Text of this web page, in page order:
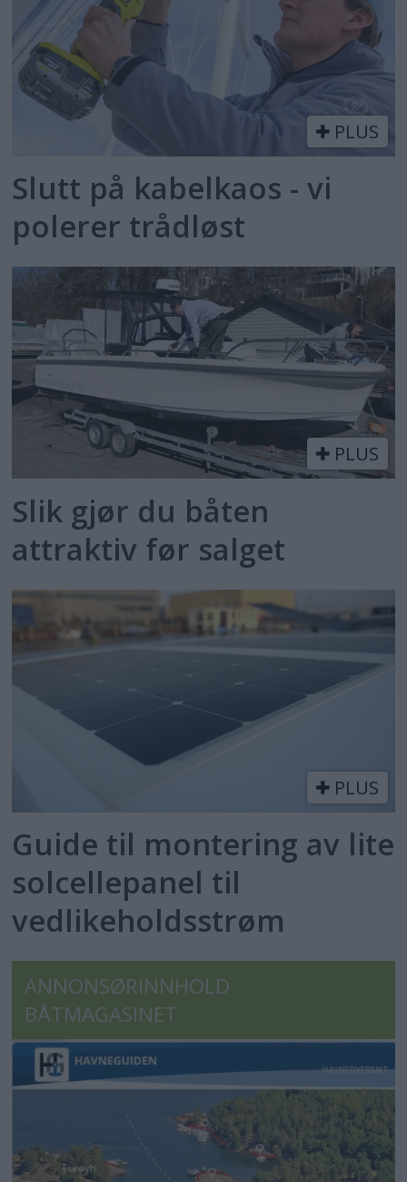
PLUS
Slutt på kabelkaos - vi
polerer trådløst
PLUS
Slik gjør du båten
attraktiv før salget
PLUS
Guide til montering av lite
solcellepanel til
vedlikeholdsstrøm
ANNONSØRINNHOLD
BÅTMAGASINET